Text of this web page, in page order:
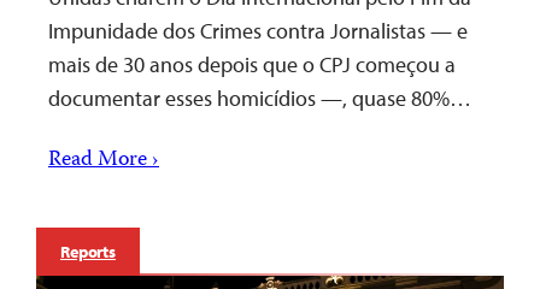
Impunidade dos Crimes contra Jornalistas — e
mais de 30 anos depois que o CPJ começou a
documentar esses homicídios —, quase 80%…
Read More ›
Reports